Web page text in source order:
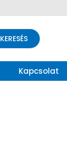
Kapcsolat
KERESÉS